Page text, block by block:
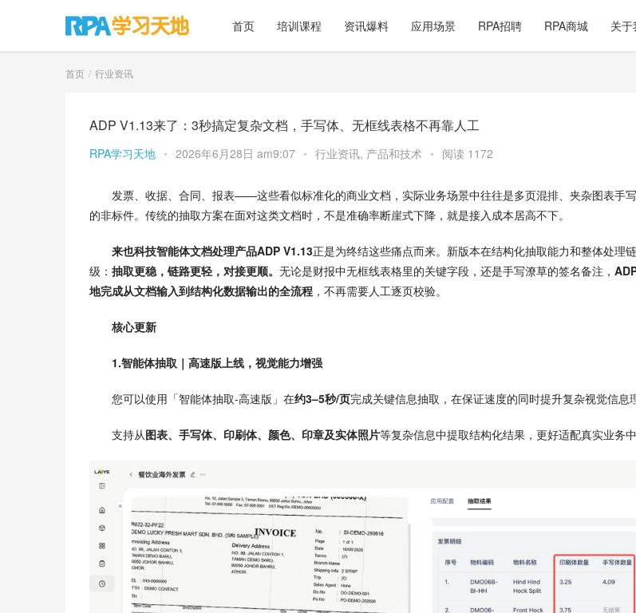
首页 培训课程 资讯爆料 应用场景 RPA招聘 RPA商城 关于
首页 行业资讯
ADP V1.13来了：3秒搞定复杂文档，手写体、无框线表格不再靠人工
RPA学习天地 • 2026年6月28日 am9:07 • 行业资讯, 产品和技术 • 阅读 1172
发票、收据、合同、报表——这些看似标准化的商业文档，实际业务场景中往往是多页混排、夹杂图表手
的非标件。传统的抽取方案在面对这类文档时，不是准确率断崖式下降，就是接入成本居高不下。
来也科技智能体文档处理产品ADP V1.13正是为终结这些痛点而来。新版本在结构化抽取能力和整体处理
级： 抽取更稳，链路更轻，对接更顺。 无论是财报中无框线表格里的关键字段，还是手写潦草的签名备注，
地完成从文档输入到结构化数据输出的全流程 ，不再需要人工逐页校验。
核心更新
1.智能体抽取｜高速版上线，视觉能力增强
您可以使用「智能体抽取-高速版」在约3–5秒/页完成关键信息抽取，在保证速度的同时提升复杂视觉信息
支持从图表、手写体、印刷体、颜色、印章及实体照片等复杂信息中提取结构化结果，更好适配真实业务